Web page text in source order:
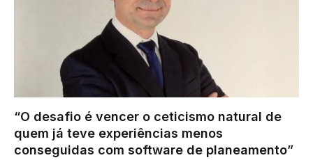
“O desafio é vencer o ceticismo natural de
quem já teve experiências menos
conseguidas com software de planeamento”